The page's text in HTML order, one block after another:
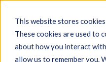
This website stores
These cookies are used to
about how you interact
allow us to remember you.
Engineering